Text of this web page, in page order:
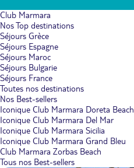
Club Marmara
Nos Top destinations
Séjours Grèce
Séjours Espagne
Séjours Maroc
Séjours Bulgarie
Séjours France
Toutes nos destinations
Nos Best-sellers
Iconique Club Marmara Doreta Beach
Iconique Club Marmara Del Mar
Iconique Club Marmara Sicilia
Iconique Club Marmara Grand Bleu
Club Marmara Zorbas Beach
Tous nos Best-sellers